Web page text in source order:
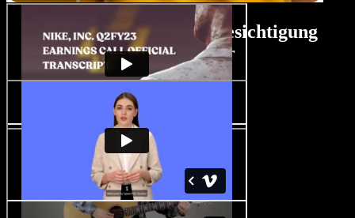
Tutorial für den Hausbesichtigung
Videoersteller